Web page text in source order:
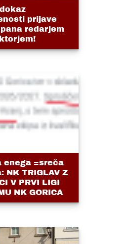
prijave
redarjem
enega =sreča
NK TRIGLAV Z
V PRVI LIGI
NK GORICA